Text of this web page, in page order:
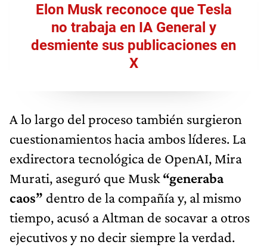
Elon Musk reconoce que Tesla
no trabaja en IA General y
desmiente sus publicaciones en
X
A lo largo del proceso también surgieron
cuestionamientos hacia ambos líderes. La
exdirectora tecnológica de OpenAI, Mira
Murati, aseguró que Musk “generaba
caos” dentro de la compañía y, al mismo
tiempo, acusó a Altman de socavar a otros
ejecutivos y no decir siempre la verdad.